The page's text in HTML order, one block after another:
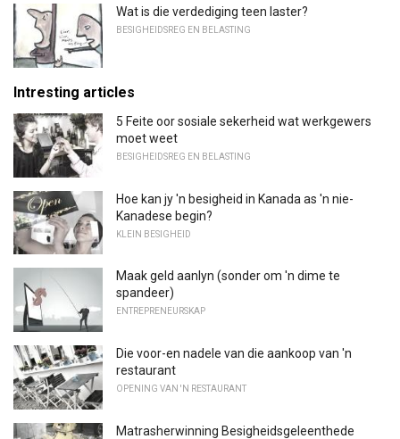
Wat is die verdediging teen laster?
BESIGHEIDSREG EN BELASTING
Intresting articles
5 Feite oor sosiale sekerheid wat werkgewers
moet weet
BESIGHEIDSREG EN BELASTING
Hoe kan jy 'n besigheid in Kanada as 'n nie-
Kanadese begin?
KLEIN BESIGHEID
Maak geld aanlyn (sonder om 'n dime te
spandeer)
ENTREPRENEURSKAP
Die voor-en nadele van die aankoop van 'n
restaurant
OPENING VAN 'N RESTAURANT
Matrasherwinning Besigheidsgeleenthede